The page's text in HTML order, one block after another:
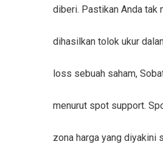
diberi. Pastikan Anda tak
dihasilkan tolok ukur
loss sebuah saham,
menurut spot support.
zona harga yang diyakini